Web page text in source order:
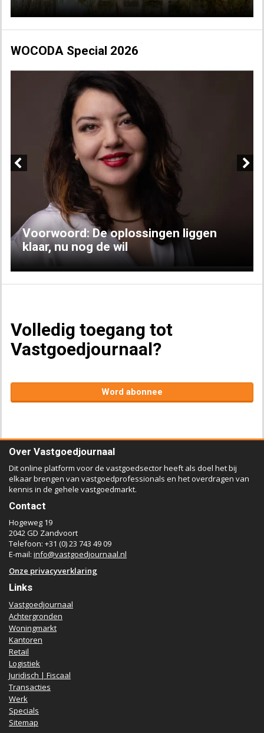
WOCODA Special 2026
Voorwoord: De oplossingen liggen
klaar, nu nog de wil
Volledig toegang tot
Vastgoedjournaal?
Word abonnee
Over Vastgoedjournaal
Dit online platform voor de vastgoedsector heeft als doel het bij
elkaar brengen van vastgoedprofessionals en het overdragen van
kennis in de gehele vastgoedmarkt.
Contact
Hogeweg 19
2042 GD Zandvoort
Telefoon: +31 (0) 23 743 49 09
E-mail: info@vastgoedjournaal.nl
Onze privacyverklaring
Links
Vastgoedjournaal
Achtergronden
Woningmarkt
Kantoren
Retail
Logistiek
Juridisch | Fiscaal
Transacties
Werk
Specials
Sitemap